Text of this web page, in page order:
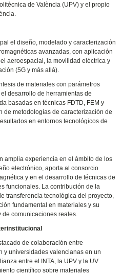
de València (UPV) y el propio
el diseño, modelado y caracterización
avanzadas, con aplicación
aeroespacial, la movilidad eléctrica y
(5G y más allá).
de materiales con parámetros
desarrollo de herramientas de
basadas en técnicas FDTD, FEM y
de metodologías de caracterización de
en entornos tecnológicos de
amplia experiencia en el ámbito de los
electrónico, aporta al consorcio
y en el desarrollo de técnicas de
funcionales. La contribución de la
transferencia tecnológica del proyecto,
fundamental en materiales y su
de comunicaciones reales.
de colaboración entre
y universidades valencianas en un
entre el INTA, la UPV y la UV
científico sobre materiales